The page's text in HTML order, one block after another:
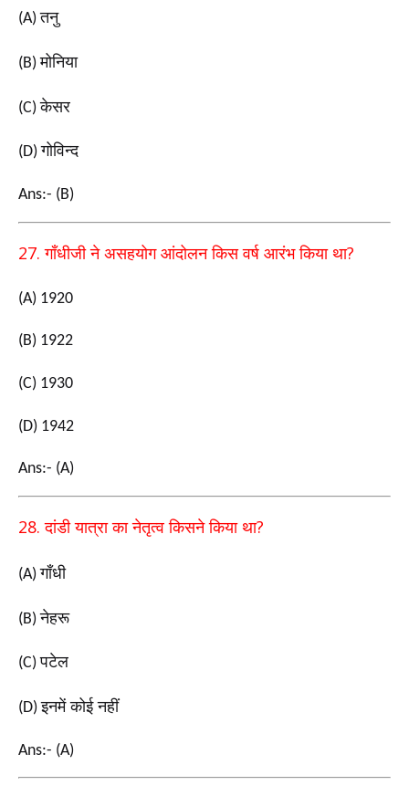
(A)तनु
(B)मोनिया
(C)केसर
(D)गोविन्द
Ans:- (B)
27.गाँधीजी ने असहयोग आंदोलन किस वर्ष आरंभ किया था?
(A) 1920
(B) 1922
(C) 1930
(D) 1942
Ans:- (A)
28.दांडी यात्रा का नेतृत्व किसने किया था?
(A)गाँधी
(B)नेहरू
(C)पटेल
(D)इनमें कोई नहीं
Ans:- (A)